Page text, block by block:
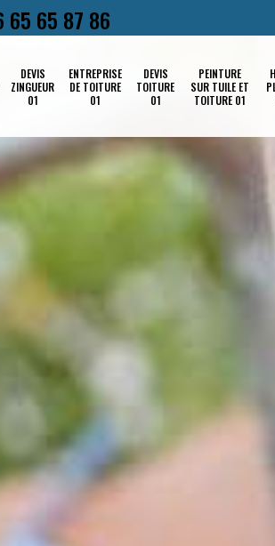
65 65 87 86
DEVIS
ZINGUEUR
01
ENTREPRISE
DE TOITURE
01
DEVIS
TOITURE
01
PEINTURE
SUR TUILE ET
TOITURE 01